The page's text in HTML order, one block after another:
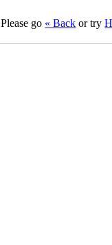
Please go « Back or try